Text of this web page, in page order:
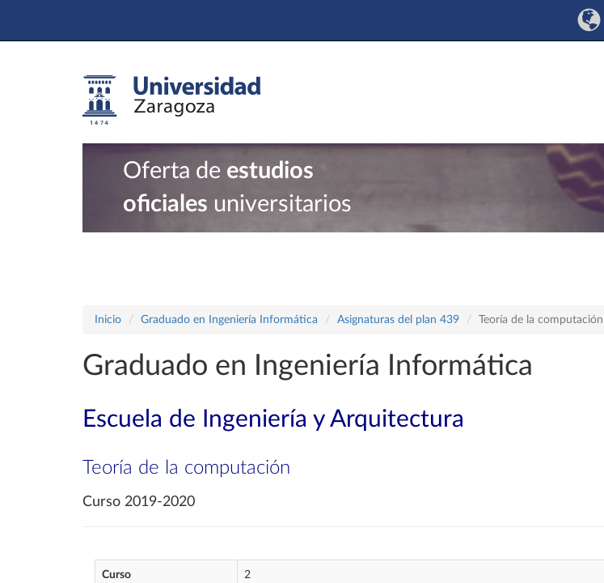
Oferta de estudios
oficiales universitarios
Inicio Graduado en Ingeniería Informática Asignaturas del plan 439 Teoría de la computación
Graduado en Ingeniería Informática
Escuela de Ingeniería y Arquitectura
Teoría de la computación
Curso 2019-2020
Curso 2